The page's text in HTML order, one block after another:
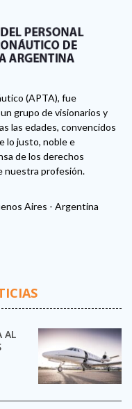
(APTA), fue
grupo de visionarios y
las edades, convencidos
lo justo, noble e
de los derechos
nuestra profesión.
Aires - Argentina
AL